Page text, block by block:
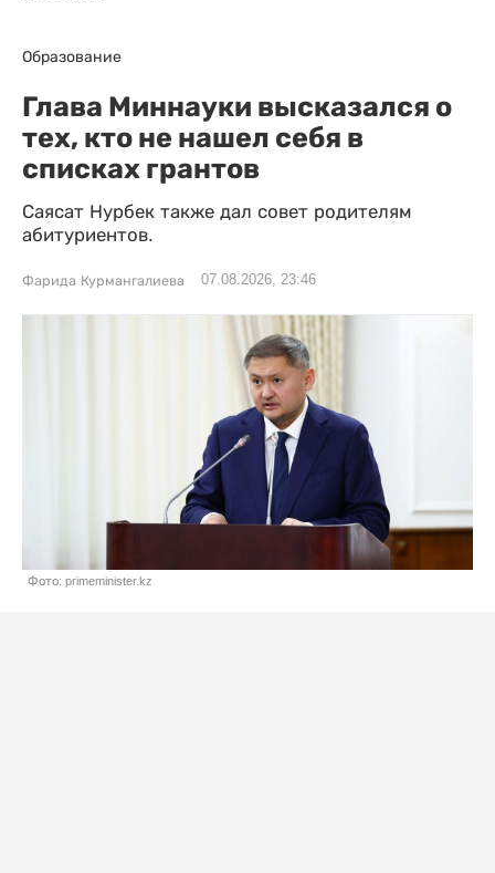
Образование
Глава Миннауки высказался о
тех, кто не нашел себя в
списках грантов
Саясат Нурбек также дал совет родителям
абитуриентов.
Фарида Курмангалиева 07.08.2026, 23:46
Фото: primeminister.kz